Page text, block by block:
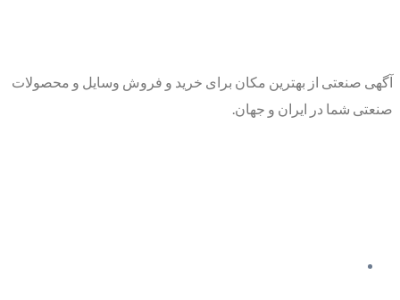
آگهی صنعتی از بهترین مکان برای خرید و فروش وسایل و محصولات
صنعتی شما در ایران و جهان.